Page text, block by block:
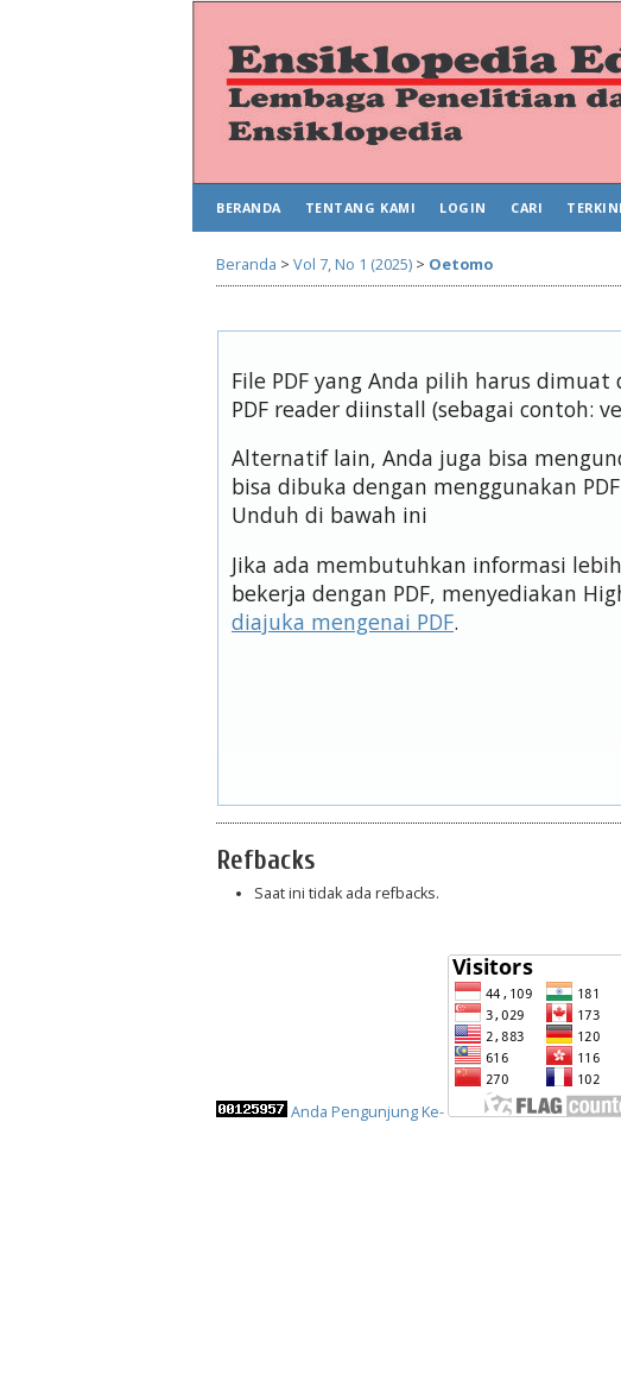
BERANDA TENTANG KAMI LOGIN CARI TERKINI
Beranda > Vol 7, No 1 (2025) > Oetomo
File PDF yang Anda pilih harus
PDF reader diinstall (sebagai contoh:
Alternatif lain, Anda juga bisa
bisa dibuka dengan menggunakan
Unduh di bawah ini
Jika ada membutuhkan informasi
bekerja dengan PDF, menyediakan
diajuka mengenai PDF.
Refbacks
Saat ini tidak ada refbacks.
Anda Pengunjung Ke-